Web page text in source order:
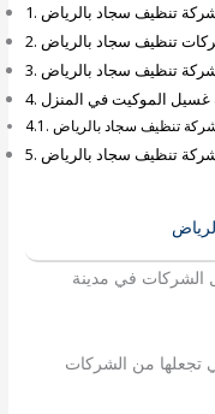
تنظيف سجاد بالرياض
تنظيف سجاد بالرياض
تنظيف سجاد بالرياض
غسيل الموكيت في المنزل
شركة تنظيف سجاد بالرياض
تنظيف سجاد بالرياض
الشركات في مدينة
تجعلها من الشركات